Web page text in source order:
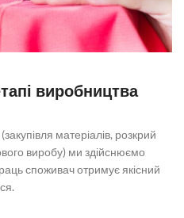
виробництва
матеріалів, розкрий
виробу) ми здійснюємо
споживач отримує якісний